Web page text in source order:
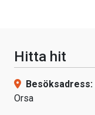
Hitta hit
Besöksadress:
Orsa